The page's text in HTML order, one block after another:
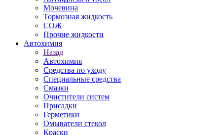
Мочевина
Тормозная жидкость
СОЖ
Прочие жидкости
Автохимия
Назад
Автохимия
Средства по уходу
Специальные средства
Смазки
Очистители систем
Присадки
Герметики
Омыватели стекол
Краски